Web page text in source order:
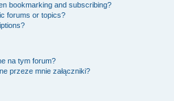
bookmarking and subscribing?
forums or topics?
na tym forum?
przeze mnie załączniki?